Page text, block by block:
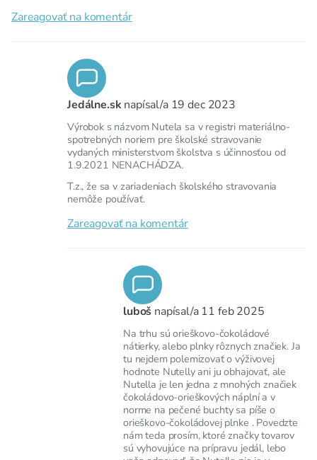
Zareagovať na komentár
Jedálne.sk napísal/a 19 dec 2023
Výrobok s názvom Nutela sa v registri materiálno-
spotrebných noriem pre školské stravovanie
vydaných ministerstvom školstva s účinnosťou od
1.9.2021 NENACHÁDZA.
T.z., že sa v zariadeniach školského stravovania
nemôže používať.
Zareagovať na komentár
luboš napísal/a 11 feb 2025
Na trhu sú orieškovo-čokoládové
nátierky, alebo plnky rôznych značiek. Ja
tu nejdem polemizovať o výživovej
hodnote Nutelly ani ju obhajovať, ale
Nutella je len jedna z mnohých značiek
čokoládovo-orieškových náplní a v
norme na pečené buchty sa píše o
orieškovo-čokoládovej plnke . Povedzte
nám teda prosím, ktoré značky tovarov
sú vyhovujúce na prípravu jedál, lebo